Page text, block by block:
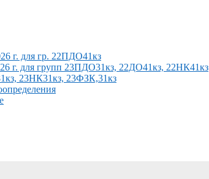
г. для гр. 22ПДО41кз
г. для групп 23ПДО31кз, 22ДО41кз, 22НК41кз
23НК31кз, 23ФЗК,31кз